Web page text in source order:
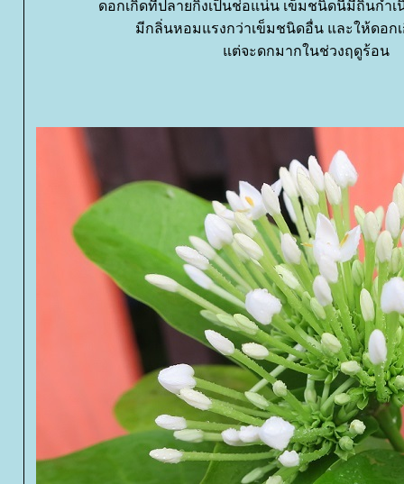
ดอกเกิดที่ปลายกิ่งเป็นช่อแน่น เข็มชนิดนี้มีถิ่นกำเ
มีกลิ่นหอมแรงกว่าเข็มชนิดอื่น และให้ดอก
ต่จะดกมากในช่วงฤดูร้อน